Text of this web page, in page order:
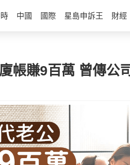
中國 國際 星島申訴王 財經
帳賺9百萬 曾傳公